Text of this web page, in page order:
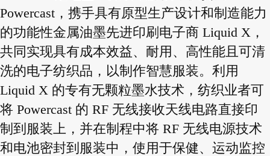
Powercast，携手具有原型生产设计和制造能力
的功能性金属油墨先进印刷电子商 Liquid X，
共同实现具有成本效益、耐用、高性能且可清
洗的电子纺织品，以制作智慧服装。利用
Liquid X 的专有无颗粒墨水技术，纺织业者可
将 Powercast 的 RF 无线接收天线电路直接印
制到服装上，并在制程中将 RF 无线电源技术
和电池密封到服装中，使用于保健、运动监控